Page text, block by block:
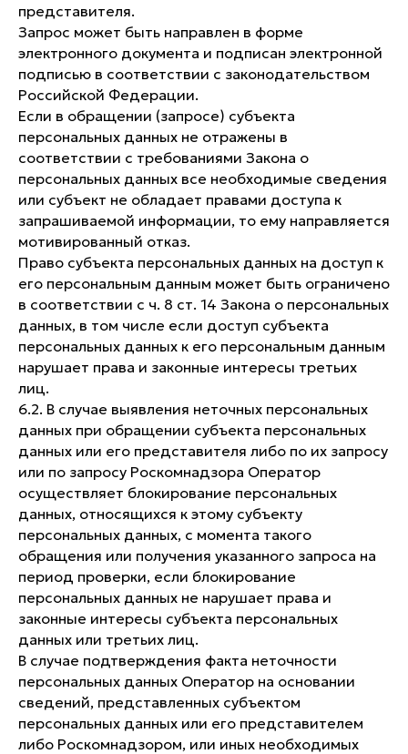
представителя.
Запрос может быть направлен в форме
электронного документа и подписан электронной
подписью в соответствии с законодательством
Российской Федерации.
Если в обращении (запросе) субъекта
персональных данных не отражены в
соответствии с требованиями Закона о
персональных данных все необходимые сведения
или субъект не обладает правами доступа к
запрашиваемой информации, то ему направляется
мотивированный отказ.
Право субъекта персональных данных на доступ к
его персональным данным может быть ограничено
в соответствии с ч. 8 ст. 14 Закона о персональных
данных, в том числе если доступ субъекта
персональных данных к его персональным данным
нарушает права и законные интересы третьих
лиц.
6.2. В случае выявления неточных персональных
данных при обращении субъекта персональных
данных или его представителя либо по их запросу
или по запросу Роскомнадзора Оператор
осуществляет блокирование персональных
данных, относящихся к этому субъекту
персональных данных, с момента такого
обращения или получения указанного запроса на
период проверки, если блокирование
персональных данных не нарушает права и
законные интересы субъекта персональных
данных или третьих лиц.
В случае подтверждения факта неточности
персональных данных Оператор на основании
сведений, представленных субъектом
персональных данных или его представителем
либо Роскомнадзором, или иных необходимых